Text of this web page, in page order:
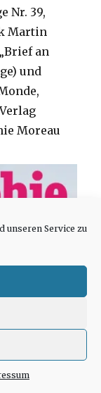
unseren Service zu
Nr. 39,
Martin
an
und
Moreau